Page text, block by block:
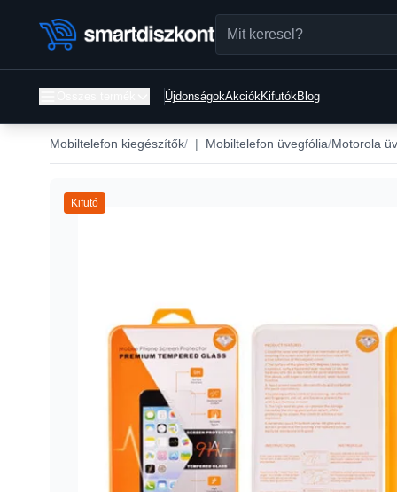
ÚjdonságokAkciókKifutókBlog
Mobiltelefon kiegészítők | Mobiltelefon üvegfólia Motorola
Kifutó